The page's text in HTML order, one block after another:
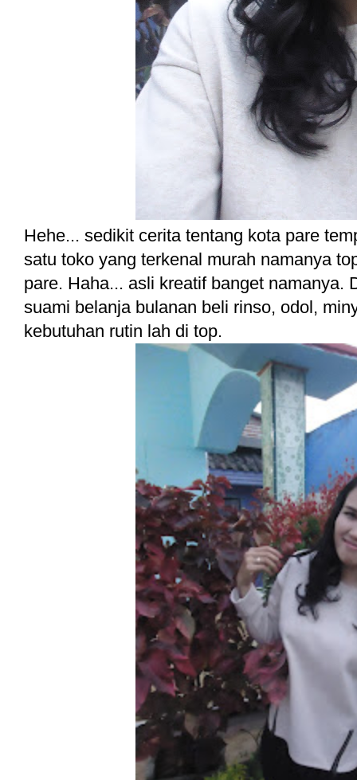
Hehe... sedikit cerita tentang kota pare
satu toko yang terkenal murah namanya
pare. Haha... asli kreatif banget namanya.
suami belanja bulanan beli rinso, odol,
kebutuhan rutin lah di top.